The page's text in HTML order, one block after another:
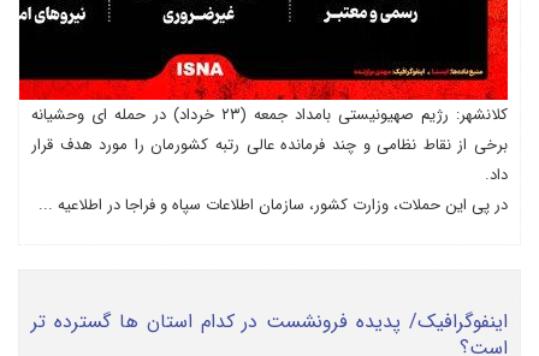
کلانشهر: رژیم صهیونیستی بامداد جمعه (۲۳ خرداد) در حمله ای وحشیانه
برخی از نقاط نظامی و چند فرمانده عالی رتبه کشورمان را مورد هدف قرار
داد.
در پی این حملات، وزارت کشور، سازمان اطلاعات سپاه و فراجا در اطلاعیه ...
اینفوگرافیک/ پدیده فرونشست در کدام استان‌ ها گسترده تر
است؟